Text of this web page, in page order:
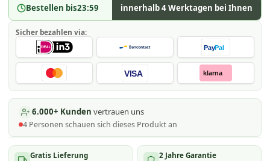
Bestellen bis23:59 innerhalb 4 Werktagen bei Ihnen
Sicher bezahlen via:
PayPal
VISA klarna
6.000+ Kunden vertrauen uns
4 Personen schauen sich dieses Produkt an
Gratis Lieferung
2 Jahre Garantie